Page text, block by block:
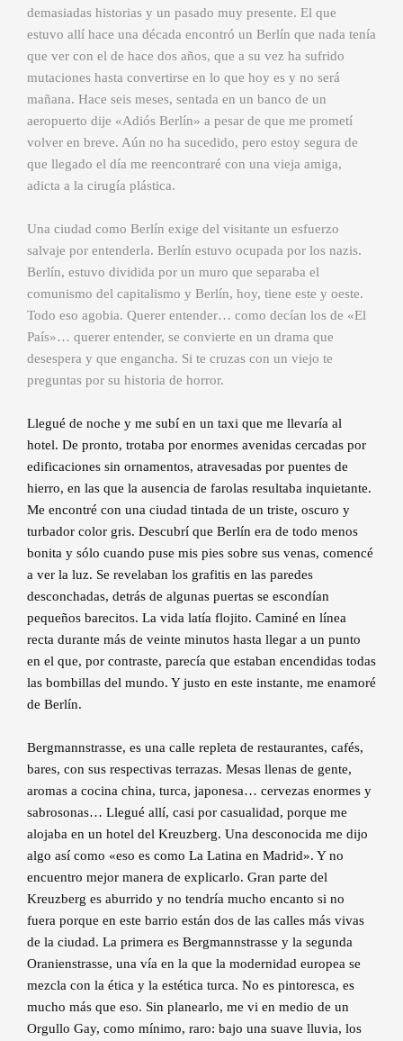
demasiadas historias y un pasado muy presente. El que
estuvo allí hace una década encontró un Berlín que nada tenía
que ver con el de hace dos años, que a su vez ha sufrido
mutaciones hasta convertirse en lo que hoy es y no será
mañana. Hace seis meses, sentada en un banco de un
aeropuerto dije «Adiós Berlín» a pesar de que me prometí
volver en breve. Aún no ha sucedido, pero estoy segura de
que llegado el día me reencontraré con una vieja amiga,
adicta a la cirugía plástica.
Una ciudad como Berlín exige del visitante un esfuerzo
salvaje por entenderla. Berlín estuvo ocupada por los nazis.
Berlín, estuvo dividida por un muro que separaba el
comunismo del capitalismo y Berlín, hoy, tiene este y oeste.
Todo eso agobia. Querer entender… como decían los de «El
País»… querer entender, se convierte en un drama que
desespera y que engancha. Si te cruzas con un viejo te
preguntas por su historia de horror.
Llegué de noche y me subí en un taxi que me llevaría al
hotel. De pronto, trotaba por enormes avenidas cercadas por
edificaciones sin ornamentos, atravesadas por puentes de
hierro, en las que la ausencia de farolas resultaba inquietante.
Me encontré con una ciudad tintada de un triste, oscuro y
turbador color gris. Descubrí que Berlín era de todo menos
bonita y sólo cuando puse mis pies sobre sus venas, comencé
a ver la luz. Se revelaban los grafitis en las paredes
desconchadas, detrás de algunas puertas se escondían
pequeños barecitos. La vida latía flojito. Caminé en línea
recta durante más de veinte minutos hasta llegar a un punto
en el que, por contraste, parecía que estaban encendidas todas
las bombillas del mundo. Y justo en este instante, me enamoré
de Berlín.
Bergmannstrasse, es una calle repleta de restaurantes, cafés,
bares, con sus respectivas terrazas. Mesas llenas de gente,
aromas a cocina china, turca, japonesa… cervezas enormes y
sabrosonas… Llegué allí, casi por casualidad, porque me
alojaba en un hotel del Kreuzberg. Una desconocida me dijo
algo así como «eso es como La Latina en Madrid». Y no
encuentro mejor manera de explicarlo. Gran parte del
Kreuzberg es aburrido y no tendría mucho encanto si no
fuera porque en este barrio están dos de las calles más vivas
de la ciudad. La primera es Bergmannstrasse y la segunda
Oranienstrasse, una vía en la que la modernidad europea se
mezcla con la ética y la estética turca. No es pintoresca, es
mucho más que eso. Sin planearlo, me vi en medio de un
Orgullo Gay, como mínimo, raro: bajo una suave lluvia, los